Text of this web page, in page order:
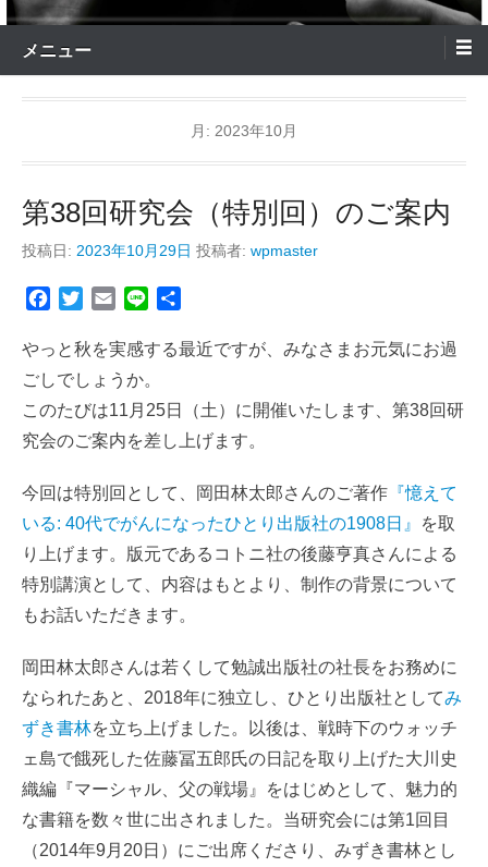
メニュー
月: 2023年10月
第38回研究会（特別回）のご案内
投稿日: 2023年10月29日 投稿者: wpmaster
c
b
o
o
i
t
e
r
E
a
i
l
n
やっと秋を実感する最近ですが、みなさまお元気にお過
ごしでしょうか。
このたびは11月25日（土）に開催いたします、第38回研
究会のご案内を差し上げます。
今回は特別回として、岡田林太郎さんのご著作 『憶えて
いる: 40代でがんになったひとり出版社の1908日』
を取
り上げます。版元であるコトニ社の後藤亨真さんによる
特別講演として、内容はもとより、制作の背景について
もお話いただきます。
岡田林太郎さんは若くして勉誠出版社の社長をお務めに
なられたあと、2018年に独立し、ひとり出版社としてみ
ずき書林を立ち上げました。以後は、戦時下のウォッチ
ェ島で餓死した佐藤冨五郎氏の日記を取り上げた大川史
織編『マーシャル、父の戦場』をはじめとして、魅力的
な書籍を数々世に出されました。当研究会には第1回目
（2014年9月20日）にご出席くださり、みずき書林とし